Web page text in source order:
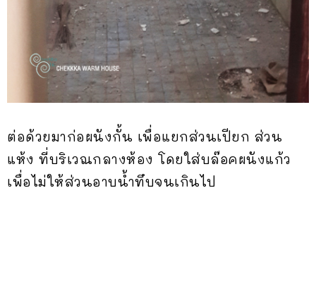
ต่อด้วยมาก่อผนังกั้น เพื่อแยกส่วนเปียก ส่วน
แห้ง ที่บริเวณกลางห้อง โดยใส่บล๊อคผนังแก้ว
เพื่อไม่ให้ส่วนอาบน้ำทึบจนเกินไป